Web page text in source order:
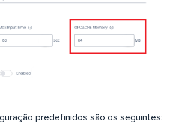
predefinidos são os seguintes: